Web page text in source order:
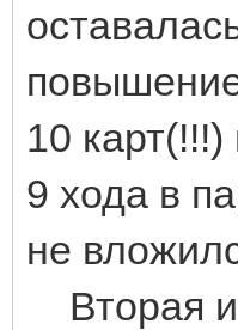
10
9 хода в
не
Вторая